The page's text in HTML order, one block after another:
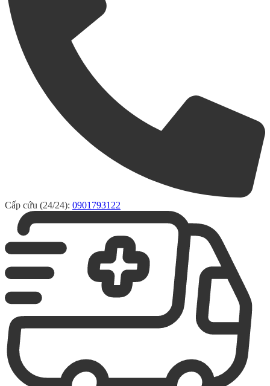
Cấp cứu (24/24): 0901793122